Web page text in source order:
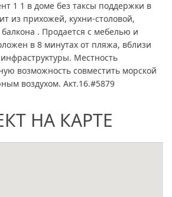
1 1 в доме без таксы поддержки в
из прихожей, кухни-столовой,
. Продается с мебелью и
в 8 минутах от пляжа, вблизи
Местность
возможность совместить морской
воздухом. Акт.16.#5879
НА КАРТЕ